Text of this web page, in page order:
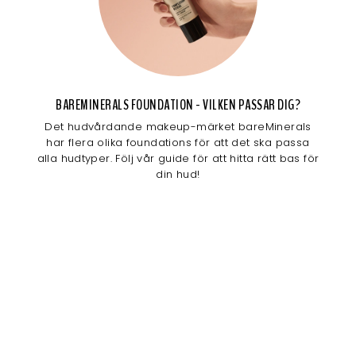
BAREMINERALS FOUNDATION - VILKEN PASSAR DIG?
Det hudvårdande makeup-märket bareMinerals
har flera olika foundations för att det ska passa
alla hudtyper. Följ vår guide för att hitta rätt bas för
din hud!